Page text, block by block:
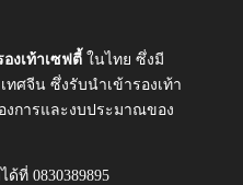
องเท้าเซฟตี้ ในไทย ซึ่งมี
ทศจีน ซึ่งรับนำเข้ารองเท้า
การและงบประมาณของ
ที่ 0830389895